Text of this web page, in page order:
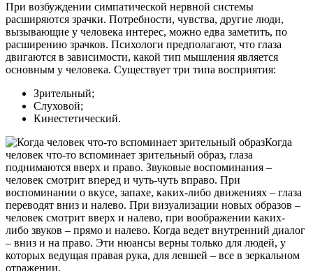
При возбуждении симпатической нервной системы
расширяются зрачки. Потребности, чувства, другие люди,
вызывающие у человека интерес, можно едва заметить, по
расширению зрачков. Психологи предполагают, что глаза
двигаются в зависимости, какой тип мышления является
основным у человека. Существует три типа восприятия:
Зрительный;
Слуховой;
Кинестетический.
Когда
человек что-то вспоминает зрительный образ, глаза
поднимаются вверх и право. Звуковые воспоминания –
человек смотрит вперед и чуть-чуть вправо. При
воспоминании о вкусе, запахе, каких-либо движениях – глаза
переводят вниз и налево. При визуализации новых образов –
человек смотрит вверх и налево, при воображении каких-
либо звуков – прямо и налево. Когда ведет внутренний диалог
– вниз и на право. Эти нюансы верны только для людей, у
которых ведущая правая рука, для левшей – все в зеркальном
отражении.